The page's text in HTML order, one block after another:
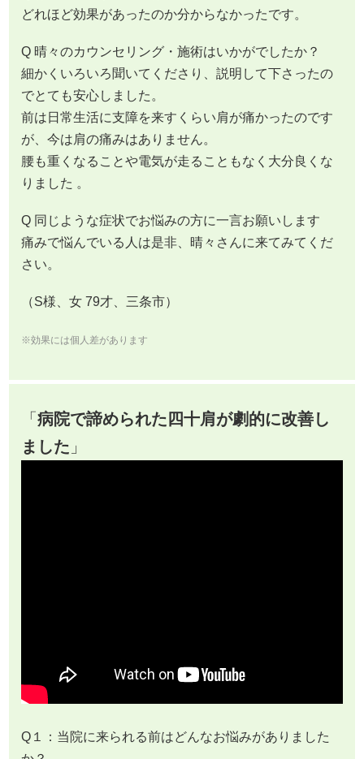
どれほど効果があったのか分からなかったです。
Q 晴々のカウンセリング・施術はいかがでしたか？
細かくいろいろ聞いてくださり、説明して下さったの
でとても安心しました。
前は日常生活に支障を来すくらい肩が痛かったのです
が、今は肩の痛みはありません。
腰も重くなることや電気が走ることもなく大分良くな
りました 。
Q 同じような症状でお悩みの方に一言お願いします
痛みで悩んでいる人は是非、晴々さんに来てみてくだ
さい。
（S様、女 79才、三条市）
※効果には個人差があります
「 病院で諦められた四十肩が劇的に改善し
ました 」
Q１：当院に来られる前はどんなお悩みがありました